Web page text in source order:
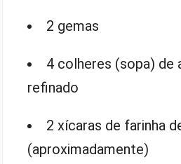
2 gemas
4 colheres (sopa) de
refinado
2 xícaras de farinha
(aproximadamente)